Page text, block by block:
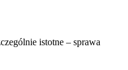
istotne – sprawa